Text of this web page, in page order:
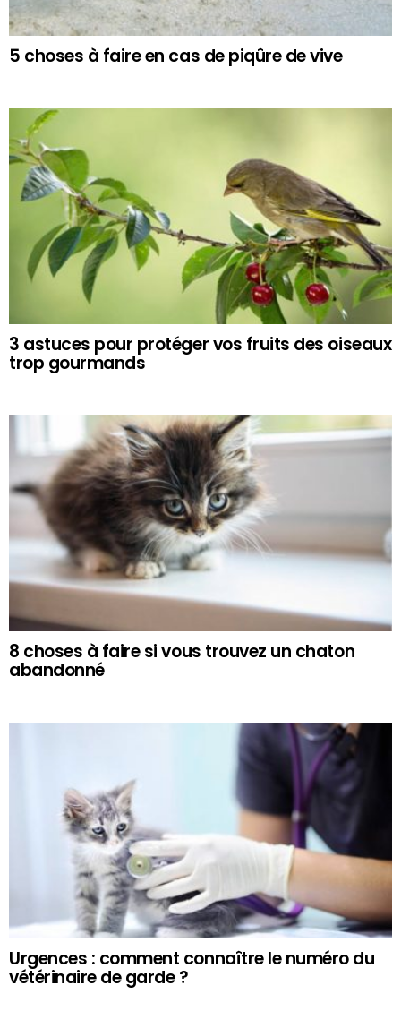
5 choses à faire en cas de piqûre de vive
3 astuces pour protéger vos fruits des oiseaux
trop gourmands
8 choses à faire si vous trouvez un chaton
abandonné
Urgences : comment connaître le numéro du
vétérinaire de garde ?